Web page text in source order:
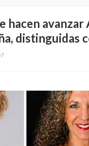
hacen
distinguidas